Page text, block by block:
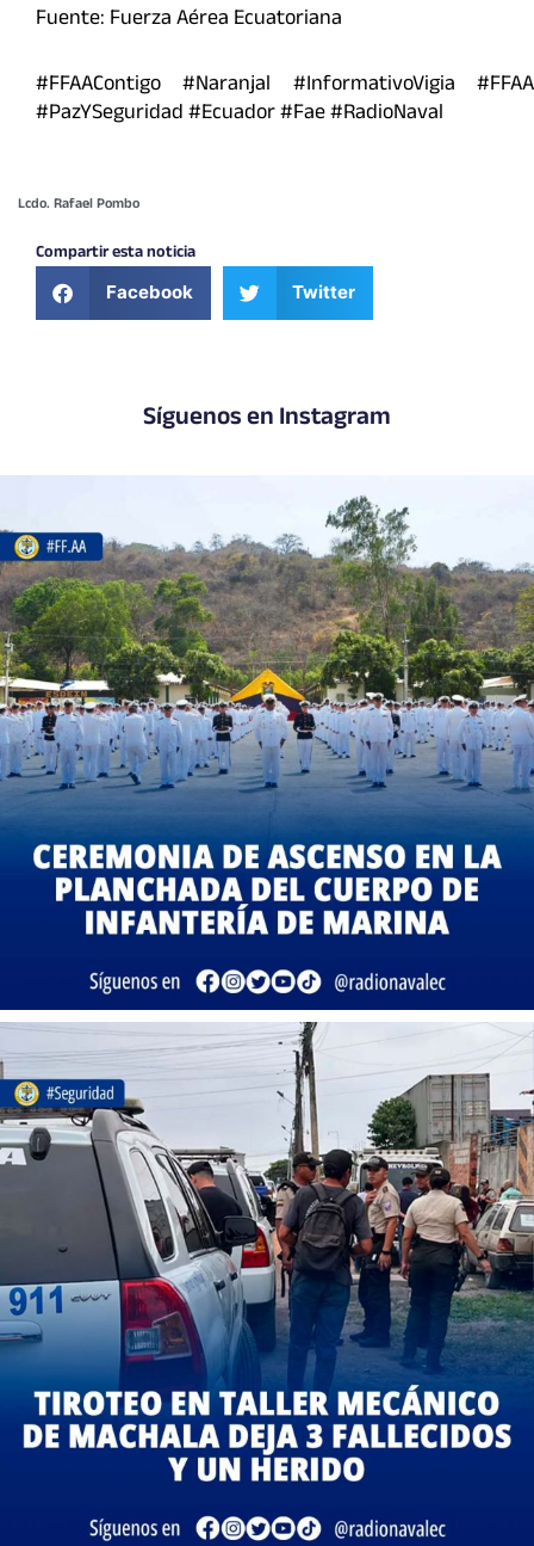
Fuente: Fuerza Aérea Ecuatoriana
#FFAAContigo #Naranjal #InformativoVigia #FFAA
#PazYSeguridad #Ecuador #Fae #RadioNaval
Lcdo. Rafael Pombo
Compartir esta noticia
Facebook Twitter
Síguenos en Instagram